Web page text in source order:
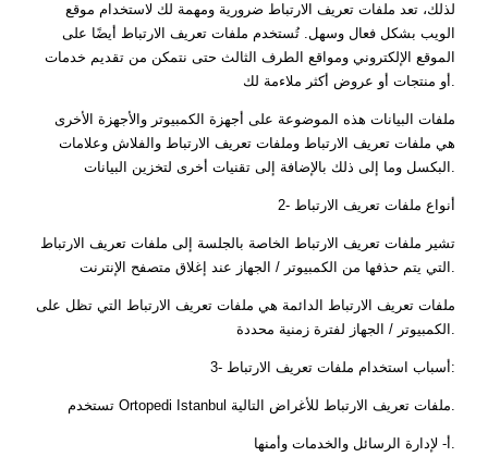
لذلك، تعد ملفات تعريف الارتباط ضرورية ومهمة لك لاستخدام موقع
الويب بشكل فعال وسهل. تُستخدم ملفات تعريف الارتباط أيضًا على
الموقع الإلكتروني ومواقع الطرف الثالث حتى نتمكن من تقديم خدمات
أو منتجات أو عروض أكثر ملاءمة لك.
ملفات البيانات هذه الموضوعة على أجهزة الكمبيوتر والأجهزة الأخرى
هي ملفات تعريف الارتباط وملفات تعريف الارتباط والفلاش وعلامات
البكسل وما إلى ذلك بالإضافة إلى تقنيات أخرى لتخزين البيانات.
2- أنواع ملفات تعريف الارتباط
تشير ملفات تعريف الارتباط الخاصة بالجلسة إلى ملفات تعريف الارتباط
التي يتم حذفها من الكمبيوتر / الجهاز عند إغلاق متصفح الإنترنت.
ملفات تعريف الارتباط الدائمة هي ملفات تعريف الارتباط التي تظل على
الكمبيوتر / الجهاز لفترة زمنية محددة.
3- أسباب استخدام ملفات تعريف الارتباط:
تستخدم Ortopedi Istanbul ملفات تعريف الارتباط للأغراض التالية.
أ- لإدارة الرسائل والخدمات وأمنها.